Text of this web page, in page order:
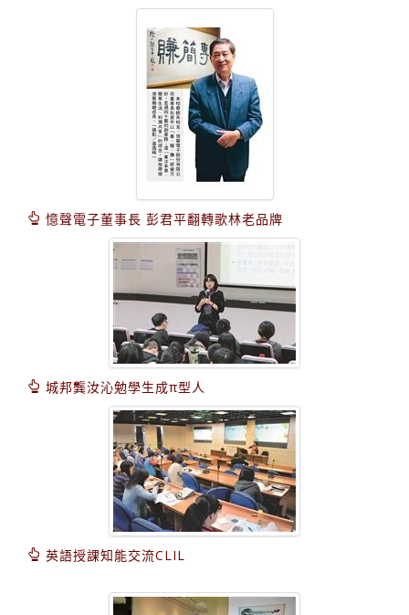
憶聲電子董事長 彭君平翻轉歌林老品牌
城邦龔汝沁勉學生成π型人
英語授課知能交流CLIL